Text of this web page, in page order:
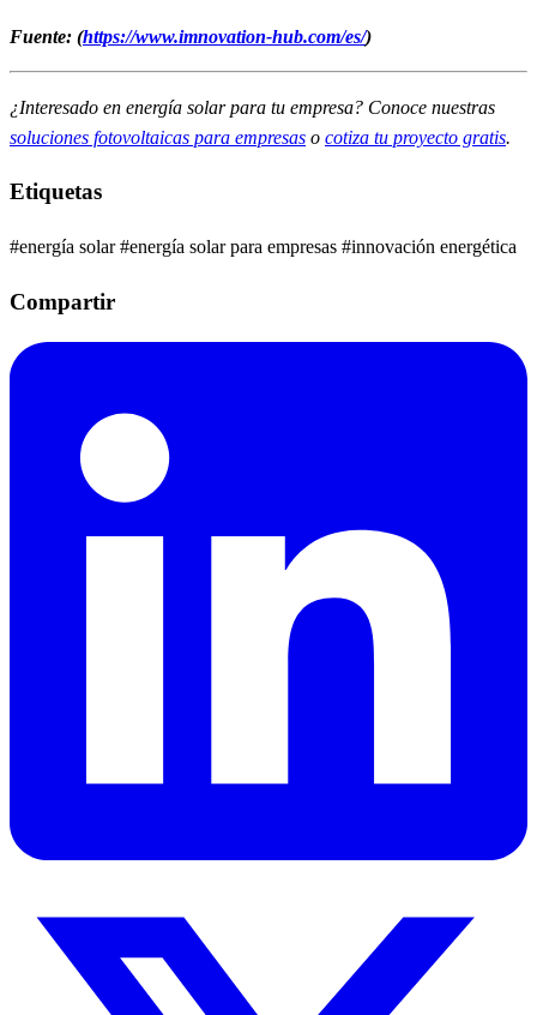
Fuente: (https://www.imnovation-hub.com/es/)
¿Interesado en energía solar para tu empresa? Conoce nuestras
soluciones fotovoltaicas para empresas o cotiza tu proyecto gratis.
Etiquetas
#energía solar#energía solar para empresas #innovación energética
Compartir